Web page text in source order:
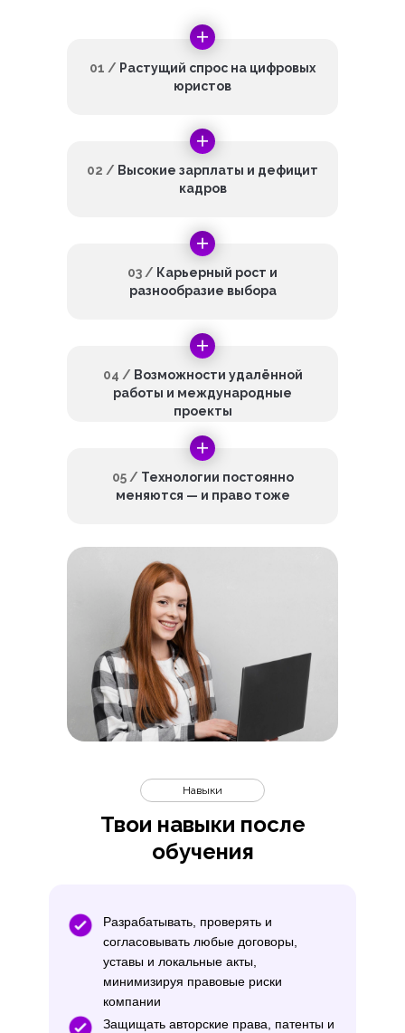
05 / Технологии постоянно
меняются — и право тоже
04 / Возможности удалённой
работы и международные
проекты
03 / Карьерный рост и
разнообразие выбора
02 / Высокие зарплаты и дефицит
кадров
01 / Растущий спрос на цифровых
юристов
Твои навыки после
обучения
Навыки
Разрабатывать, проверять и
согласовывать любые договоры,
уставы и локальные акты,
минимизируя правовые риски
компании
Защищать авторские права, патенты и